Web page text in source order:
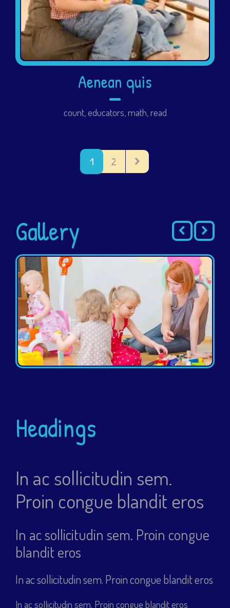
Aenean quis
count, educators math read
1 2
Gallery
Headings
In ac sollicitudin sem.
Proin congue blandit eros
In ac sollicitudin sem. Proin congue
blandit eros
In ac sollicitudin sem. Proin congue blandit eros
In ac sollicitudin sem. Proin congue blandit eros